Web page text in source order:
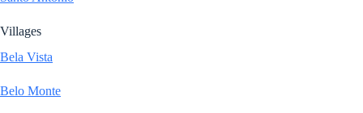
Villages
Bela Vista
Belo Monte